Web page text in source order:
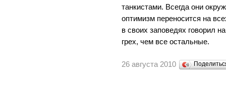
танкистами. Всегда они
оптимизм переносится на
в своих заповедях говорил
грех, чем все остальные.
26 августа 2010